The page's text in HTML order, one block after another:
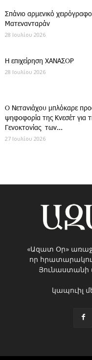
Σπάνιο αρμενικό
Ματενανταράν
28 Ιουλίου 2026
Η επιχείρηση ΧΑΝΑΣΟΡ
28 Ιουλίου 2026
Ο Νετανιάχου μπλόκαρε
ψηφοφορία της Κνεσέτ για
Γενοκτονίας των...
27 Ιουλίου 2026
«Ազատ Օր»
որ
Յունաստանի
կապուիլ